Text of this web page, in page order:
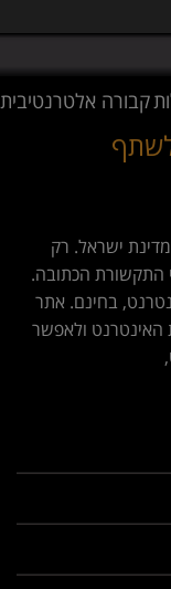
קבורה אלטרנטיבית
לעולמם כ-40,000 איש במדינת ישראל. רק
התקשורת הכתובה.
בחינם. אתר
האינטרנט ולאפשר